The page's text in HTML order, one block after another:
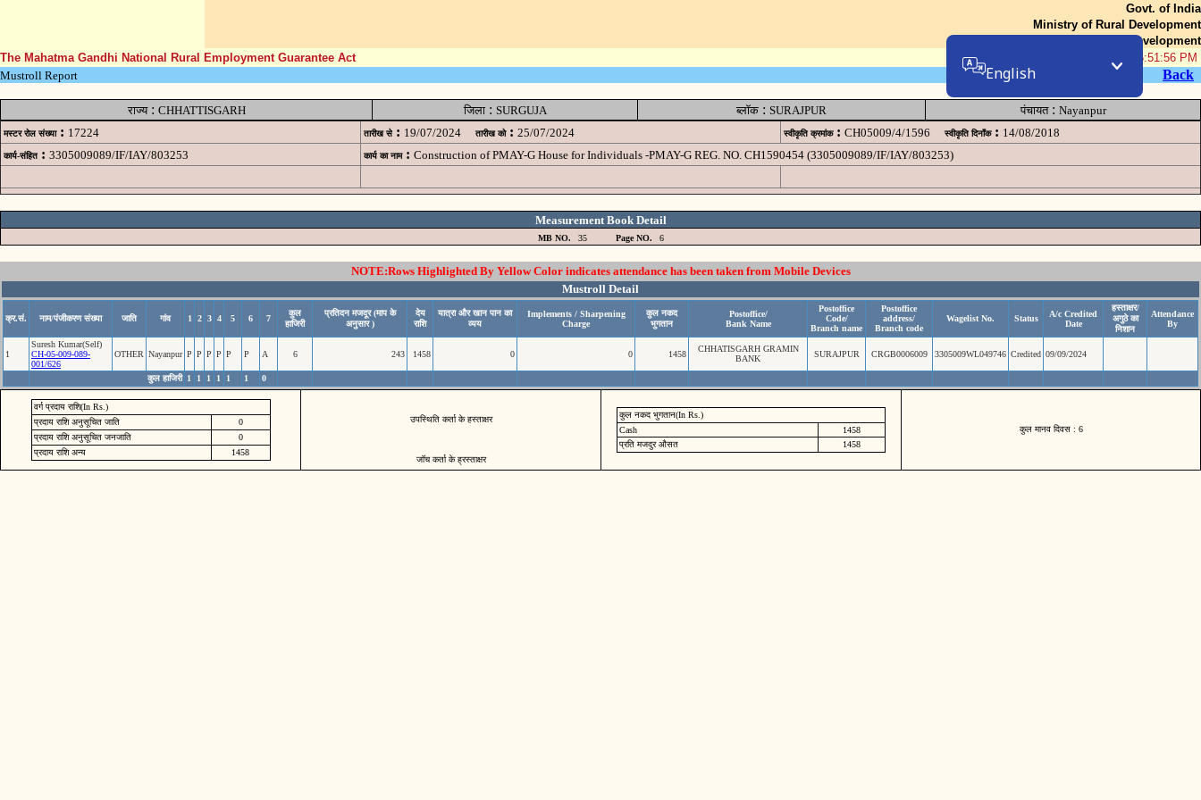
Govt. of India
Ministry of Rural Development
Department of Rural Development
The Mahatma Gandhi National Rural Employment Guarantee Act
06-Aug-2026 05:51:56 PM
Mustroll Report
Back
राज्य: CHHATTISGARH जिला: SURGUJA ब्लॉक : SURAJPUR पंचायत: Nayanpur
मस्टर रोल संख्या : 17224 तारीख से : 19/07/2024 तारीख को : 25/07/2024 स्वीकृति क्रमांक : CH05009/4/1596 स्वीकृति दिनॉंक : 14/08/2018
कार्य-संहित : 3305009089/IF/IAY/803253 कार्य का नाम : Construction of PMAY-G House for Individuals -PMAY-G REG. NO. CH1590454 (3305009089/IF/IAY/803253)
Measurement Book Detail
MB NO. 35 Page NO. 6
NOTE:Rows Highlighted By Yellow Color indicates attendance has been taken from Mobile Devices
Mustroll Detail
क्र.सं. नाम/पंजीकरण संख्या जाति गांव 1 2 3 4 5 6 7
कुल
हाजिरी
प्रतिदन मजदूर (माप के
अनुसार )
देय
राशि
यात्रा और खान पान का
व्यय
Implements / Sharpening
Charge
कुल नकद
भुगतान
Postoffice/
Bank Name
Postoffice
Code/
Branch name
Postoffice
address/
Branch code
Wagelist No. Status
A/c Credited
Date
हस्ताक्षर/
अगुठे का
निशान
Attendance
By
1
Suresh Kumar(Self)
CH-05-009-089-
001/626
OTHER Nayanpur P P P P P P A 6 243 1458 0 0 1458
CHHATISGARH GRAMIN
BANK
SURAJPUR CRGB0006009 3305009WL049746 Credited 09/09/2024
कुल हाजिरी 1 1 1 1 1 1 0
वर्ग प्रदाय राशि(In Rs.)
प्रदाय राशि अनुसूचित जाति
0
प्रदाय राशि अनुसूचित जनजाति
0
प्रदाय राशि अन्य
1458
उपस्थिति कर्ता के हस्ताक्षर
जॉच कर्ता के ह्रस्ताक्षर
कुल नकद भुगतान(In Rs.)
Cash
1458
प्रति मजदुर औसत
1458
कुल मानव दिवस : 6
English